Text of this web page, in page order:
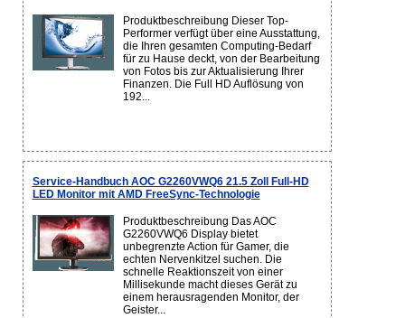
Produktbeschreibung Dieser Top-
Performer verfügt über eine Ausstattung,
die Ihren gesamten Computing-Bedarf
für zu Hause deckt, von der Bearbeitung
von Fotos bis zur Aktualisierung Ihrer
Finanzen. Die Full HD Auflösung von
192...
Service-Handbuch AOC G2260VWQ6 21.5 Zoll Full-HD
LED Monitor mit AMD FreeSync-Technologie
Produktbeschreibung Das AOC
G2260VWQ6 Display bietet
unbegrenzte Action für Gamer, die
echten Nervenkitzel suchen. Die
schnelle Reaktionszeit von einer
Millisekunde macht dieses Gerät zu
einem herausragenden Monitor, der
Geister...